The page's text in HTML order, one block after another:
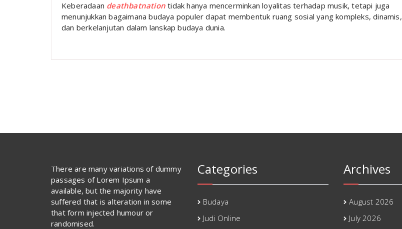
Keberadaan deathbatnation tidak hanya mencerminkan loyalitas terhadap musik, tetapi juga
menunjukkan bagaimana budaya populer dapat membentuk ruang sosial yang kompleks, dinamis,
dan berkelanjutan dalam lanskap budaya dunia.
There are many variations of dummy
passages of Lorem Ipsum a
available, but the majority have
suffered that is alteration in some
that form injected humour or
randomised.
Categories
Budaya
Judi Online
Archives
August 2026
July 2026